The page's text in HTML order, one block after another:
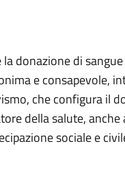
la donazione di
e consapevole,
che configura il
della salute,
sociale e